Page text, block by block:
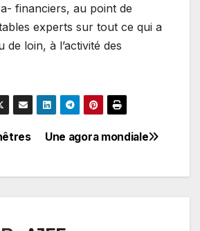
financiers, au point de
experts sur tout ce qui a
de loin, à l’activité des
Une agora mondiale